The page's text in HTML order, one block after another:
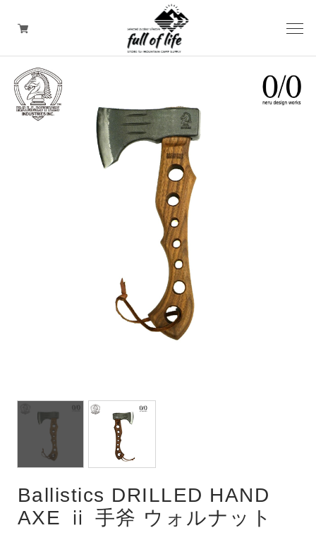
CLOTHING/ Outdoor WEAR
Ballistics DRILLED HAND
AXE ⅱ 手斧 ウォルナット